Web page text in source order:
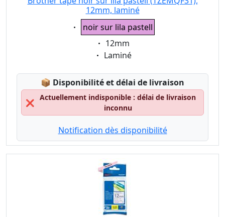
12mm, laminé
Eigenschaft:
noir sur lila pastell
Eigenschaft:
12mm
Eigenschaft:
Laminé
📦 Lagerstatus:
Disponibilité et délai de livraison
❌
Actuellement indisponible : délai de livraison
inconnu
Notification dès disponibilité